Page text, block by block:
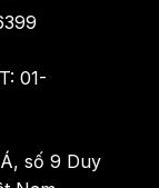
01-
số 9 Duy